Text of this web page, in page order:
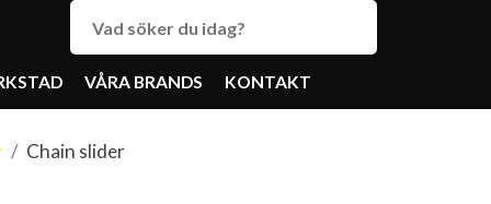
VÅRA BRANDS KONTAKT
Chain slider